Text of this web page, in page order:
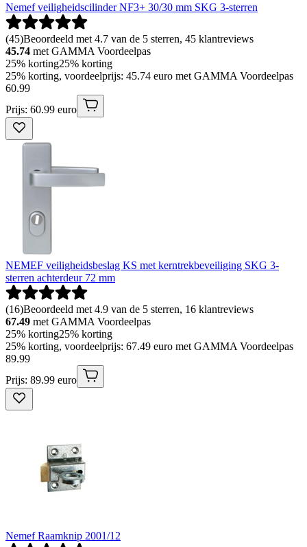
Nemef veiligheidscilinder NF3+ 30/30 mm SKG 3-sterren
(45)Beoordeeld met 4.7 van de 5 sterren, 45 klantreviews
45.74 met GAMMA Voordeelpas
25% korting25% korting
25% korting, voordeelprijs: 45.74 euro met GAMMA Voordeelpas
60.99
Prijs: 60.99 euro
NEMEF veiligheidsbeslag KS met kerntrekbeveiliging SKG 3-
sterren achterdeur 72 mm
(16)Beoordeeld met 4.9 van de 5 sterren, 16 klantreviews
67.49 met GAMMA Voordeelpas
25% korting25% korting
25% korting, voordeelprijs: 67.49 euro met GAMMA Voordeelpas
89.99
Prijs: 89.99 euro
Nemef Raamknip 2001/12